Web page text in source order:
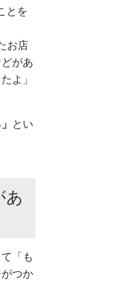
とを
お店
があ
よ」
とい
あ
「も
つか